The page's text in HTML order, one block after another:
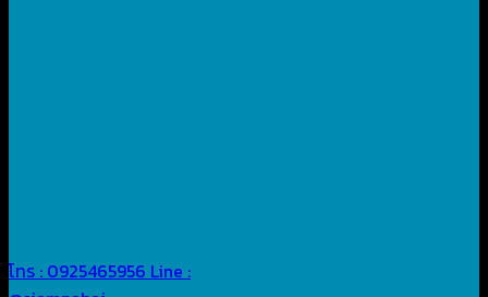
โทร : 0925465956 Line :